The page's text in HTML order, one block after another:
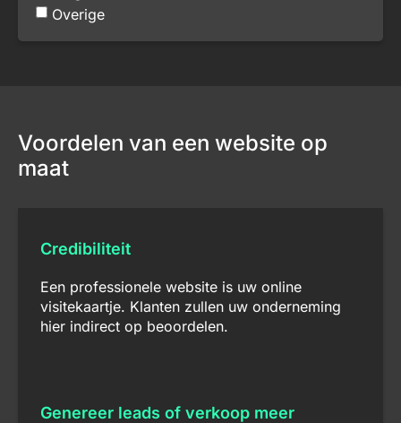
Overige
Voordelen van een website op
maat
Credibiliteit
Een professionele website is uw online
visitekaartje. Klanten zullen uw onderneming
hier indirect op beoordelen.
Genereer leads of verkoop meer